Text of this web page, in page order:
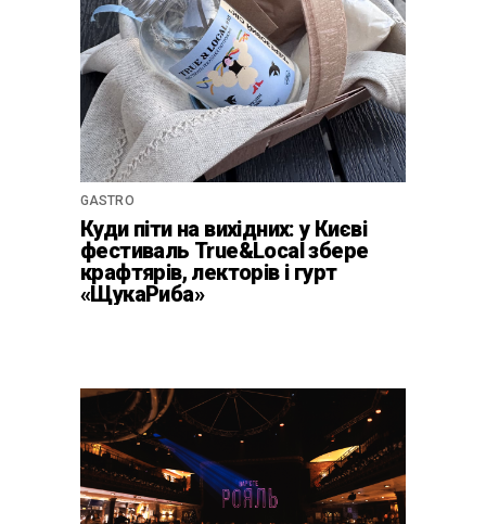
GASTRO
Куди піти на вихідних: у Києві
фестиваль True&Local збере
крафтярів, лекторів і гурт
«ЩукаРиба»